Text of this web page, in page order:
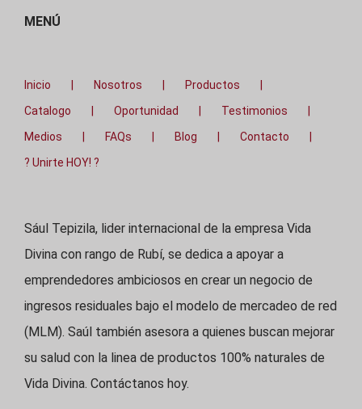
MENÚ
Inicio Nosotros
Productos
Catalogo
Oportunidad
Testimonios
Medios
FAQs Blog
Contacto
? Unirte HOY! ?
Sául Tepizila, lider internacional de la empresa Vida
Divina con rango de Rubí, se dedica a apoyar a
emprendedores ambiciosos en crear un negocio de
ingresos residuales bajo el modelo de mercadeo de red
(MLM). Saúl también asesora a quienes buscan mejorar
su salud con la linea de productos 100% naturales de
Vida Divina. Contáctanos hoy.